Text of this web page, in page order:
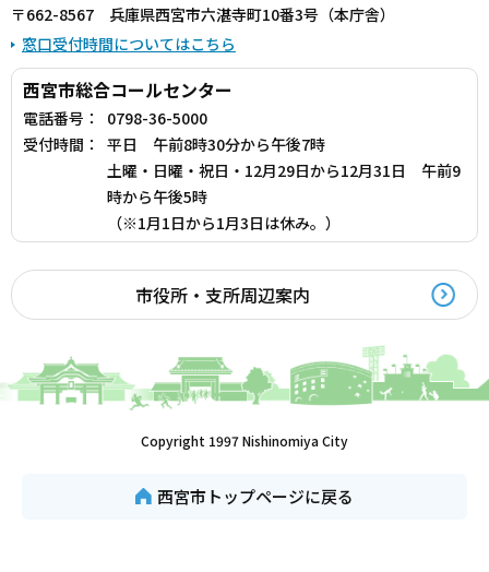
〒662-8567 兵庫県西宮市六湛寺町10番3号（本庁舎）
窓口受付時間についてはこちら
西宮市総合コールセンター
電話番号：
0798-36-5000
受付時間：
平日 午前8時30分から午後7時
土曜・日曜・祝日・12月29日から12月31日 午前9
時から午後5時
（※1月1日から1月3日は休み。）
市役所・支所周辺案内
Copyright 1997 Nishinomiya City
西宮市トップページに戻る